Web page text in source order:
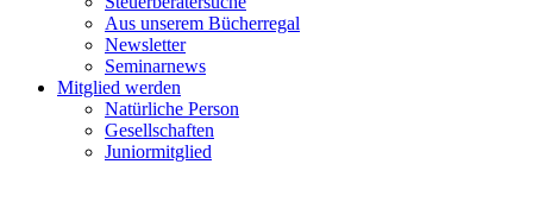
Aus unserem Bücherregal
Newsletter
Seminarnews
Mitglied werden
Natürliche Person
Gesellschaften
Juniormitglied